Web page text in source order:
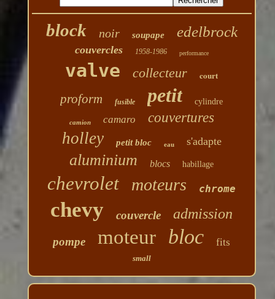
block noir soupape edelbrock
couvercles 1958-1986 performance
valve collecteur court
proform fusible petit cylindre
camion camaro couvertures
holley petit bloc eau s'adapte
aluminium blocs habillage
chevrolet moteurs chrome
chevy couvercle admission
pompe moteur bloc fits
small